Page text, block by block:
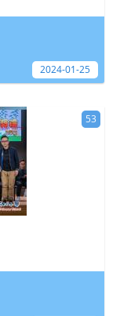
2024-01-25
53